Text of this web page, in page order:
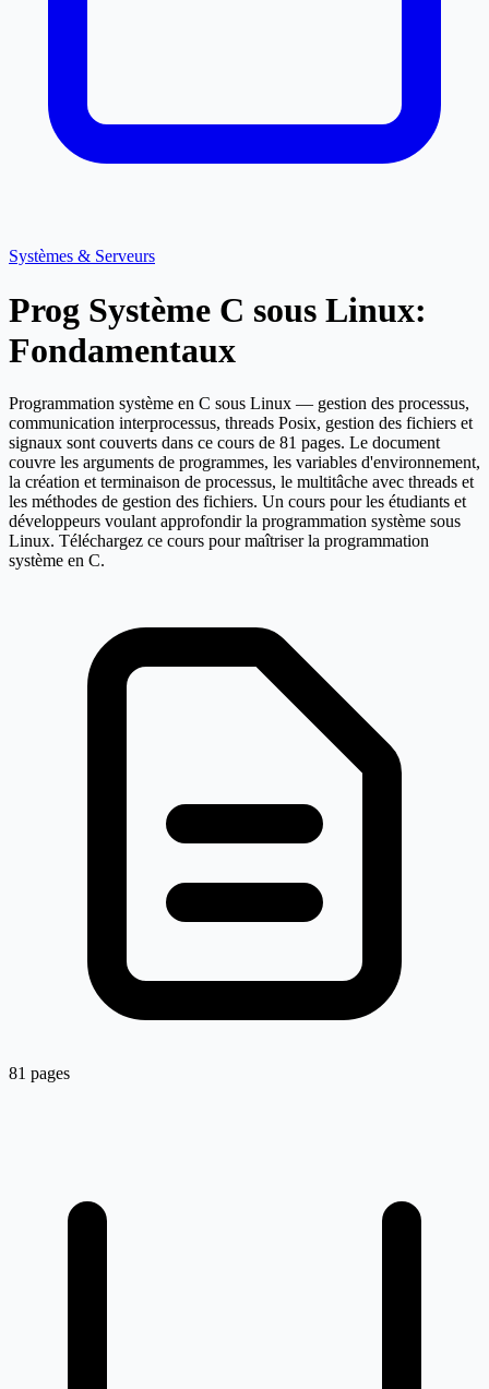
Systèmes & Serveurs
Prog Système C sous Linux:
Fondamentaux
Programmation système en C sous Linux — gestion des processus,
communication interprocessus, threads Posix, gestion des fichiers et
signaux sont couverts dans ce cours de 81 pages. Le document
couvre les arguments de programmes, les variables d'environnement,
la création et terminaison de processus, le multitâche avec threads et
les méthodes de gestion des fichiers. Un cours pour les étudiants et
développeurs voulant approfondir la programmation système sous
Linux. Téléchargez ce cours pour maîtriser la programmation
système en C.
81 pages